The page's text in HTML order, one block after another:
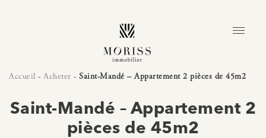
Accueil - Acheter - Saint-Mandé – Appartement 2 pièces de 45m2
Saint-Mandé – Appartement 2
pièces de 45m2